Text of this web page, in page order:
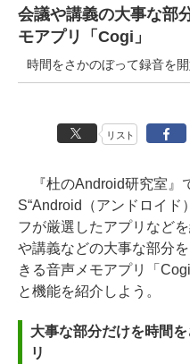
会議や講義の大事な部
モアプリ「Cogi」
時間をさかのぼって録音を
リスト
『杜のAndroid研究室』
S“Android（アンドロイド
フが厳選したアプリなど
や講義などの大事な部分
きる音声メモアプリ「
と機能を紹介しよう。
大事な部分だけを時間
リ